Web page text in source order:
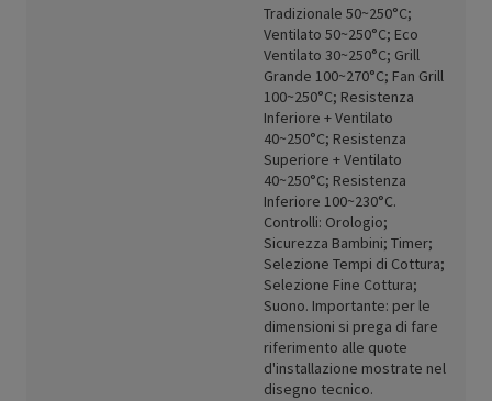
Tradizionale 50~250°C;
Ventilato 50~250°C; Eco
Ventilato 30~250°C; Grill
Grande 100~270°C; Fan Grill
100~250°C; Resistenza
Inferiore + Ventilato
40~250°C; Resistenza
Superiore + Ventilato
40~250°C; Resistenza
Inferiore 100~230°C.
Controlli: Orologio;
Sicurezza Bambini; Timer;
Selezione Tempi di Cottura;
Selezione Fine Cottura;
Suono. Importante: per le
dimensioni si prega di fare
riferimento alle quote
d'installazione mostrate nel
disegno tecnico.